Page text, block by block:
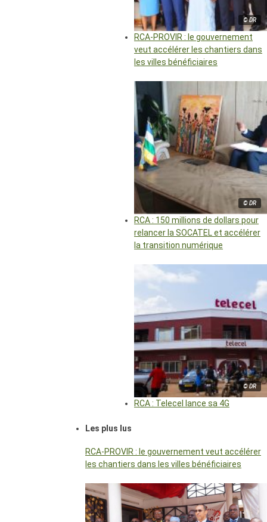
© DR
RCA-PROVIR : le gouvernement
veut accélérer les chantiers dans
les villes bénéficiaires
© DR
RCA : 150 millions de dollars pour
relancer la SOCATEL et accélérer
la transition numérique
© DR
RCA : Telecel lance sa 4G
Les plus lus
RCA-PROVIR : le gouvernement veut accélérer
les chantiers dans les villes bénéficiaires